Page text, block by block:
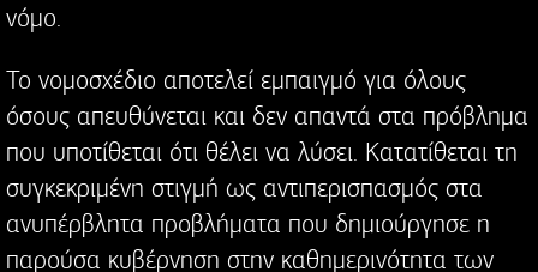
νόμο.
Το νομοσχέδιο αποτελεί εμπαιγμό για όλους
όσους απευθύνεται και δεν απαντά στα πρόβλημα
που υποτίθεται ότι θέλει να λύσει. Κατατίθεται τη
συγκεκριμένη στιγμή ως αντιπερισπασμός στα
ανυπέρβλητα προβλήματα που δημιούργησε η
παρούσα κυβέρνηση στην καθημερινότητα των